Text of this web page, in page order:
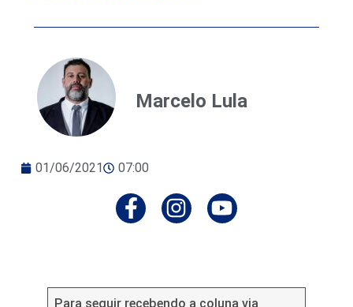
Marcelo Lula
01/06/2021 07:00
Para seguir recebendo a coluna via